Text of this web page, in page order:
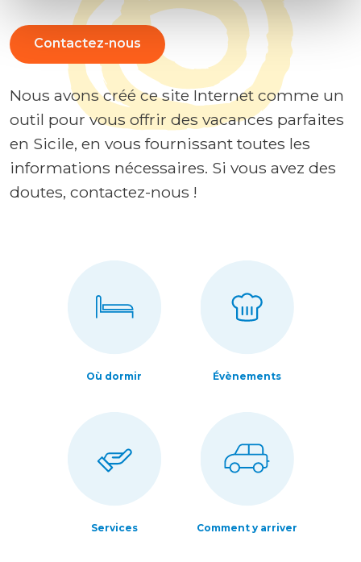
Contactez-nous
Nous avons créé ce site Internet comme un
outil pour vous offrir des vacances parfaites
en Sicile, en vous fournissant toutes les
informations nécessaires. Si vous avez des
doutes, contactez-nous !
Où dormir Évènements
Services Comment y arriver